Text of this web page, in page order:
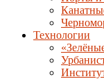
Технологии